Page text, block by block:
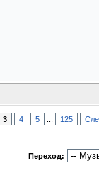
3 4 5 125
Переход: